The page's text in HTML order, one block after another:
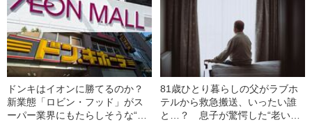
ドンキはイオンに勝てるのか？
新業態「ロビン・フッド」がス
ーパー業界にもたらしそうな“劇
81歳ひとり暮らしの父がラブホ
テルから救急搬送、いったい誰
と…？ 息子が驚愕した“老いた